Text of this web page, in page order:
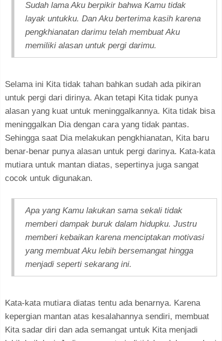
Sudah lama Aku berpikir bahwa Kamu tidak
layak untukku. Dan Aku berterima kasih karena
pengkhianatan darimu telah membuat Aku
memiliki alasan untuk pergi darimu.
Selama ini Kita tidak tahan bahkan sudah ada pikiran
untuk pergi dari dirinya. Akan tetapi Kita tidak punya
alasan yang kuat untuk meninggalkannya. Kita tidak bisa
meninggalkan Dia dengan cara yang tidak pantas.
Sehingga saat Dia melakukan pengkhianatan, Kita baru
benar-benar punya alasan untuk pergi darinya. Kata-kata
mutiara untuk mantan diatas, sepertinya juga sangat
cocok untuk digunakan.
Apa yang Kamu lakukan sama sekali tidak
memberi dampak buruk dalam hidupku. Justru
memberi kebaikan karena menciptakan motivasi
yang membuat Aku lebih bersemangat hingga
menjadi seperti sekarang ini.
Kata-kata mutiara diatas tentu ada benarnya. Karena
kepergian mantan atas kesalahannya sendiri, membuat
Kita sadar diri dan ada semangat untuk Kita menjadi